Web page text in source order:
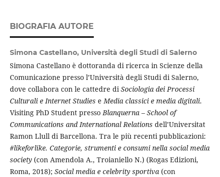
BIOGRAFIA AUTORE
Simona Castellano, Università degli Studi di Salerno
Simona Castellano è dottoranda di ricerca in Scienze della
Comunicazione presso l’Università degli Studi di Salerno,
dove collabora con le cattedre diSociologia dei Processi
Culturali e Internet Studies eMedia classici e media digitali.
Visiting PhD Student pressoBlanquerna – School of
Communications and International Relations dell’Universitat
Ramon Llull di Barcellona. Tra le più recenti pubblicazioni:
#likeforlike. Categorie, strumenti e consumi nella social media
society(con Amendola A., Troianiello N.) (Rogas Edizioni,
Roma, 2018); Social media e celebrity sportiva(con